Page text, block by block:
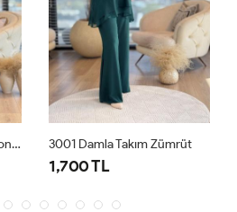
25602 Gofre Sol Omuz Boncuk İşli 3lü Takım Siyah 3001 Damla Takım Zümrüt
1,700 TL